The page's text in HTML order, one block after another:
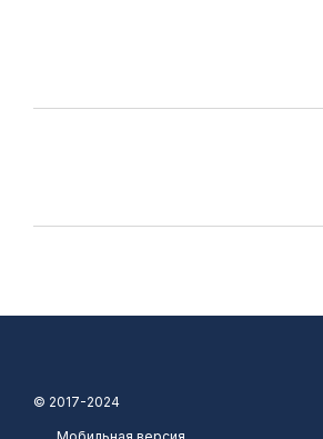
© 2017-2024